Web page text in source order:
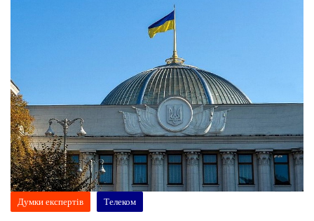
Думки експертів Телеком